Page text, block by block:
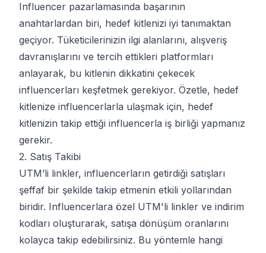
Influencer pazarlamasında başarının
anahtarlardan biri, hedef kitlenizi iyi tanımaktan
geçiyor. Tüketicilerinizin ilgi alanlarını, alışveriş
davranışlarını ve tercih ettikleri platformları
anlayarak, bu kitlenin dikkatini çekecek
influencerları keşfetmek gerekiyor. Özetle, hedef
kitlenize influencerlarla ulaşmak için, hedef
kitlenizin takip ettiği influencerla iş birliği yapmanız
gerekir.
2. Satış Takibi
UTM’li linkler, influencerların getirdiği satışları
şeffaf bir şekilde takip etmenin etkili yollarından
biridir. Influencerlara özel UTM'li linkler ve indirim
kodları oluşturarak, satışa dönüşüm oranlarını
kolayca takip edebilirsiniz. Bu yöntemle hangi